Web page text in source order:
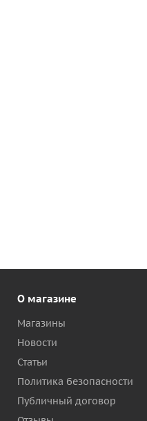
О магазине
Магазины
Новости
Статьи
Политика безопасности
Публичный договор